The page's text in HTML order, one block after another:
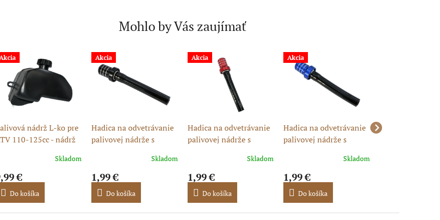
Mohlo by Vás zaujímať
nádrž L-ko pre
110-125cc - nádrž
Skladom
€
Do košíka
Akcia
Hadica na odvetrávanie
palivovej nádrže s
Skladom
1,99 €
Do košíka
Akcia
Hadica na odvetrávanie
palivovej nádrže s
Skladom
1,99 €
Do košíka
Akcia
Hadica na odvetrávanie
palivovej nádrže s
Skladom
1,99 €
Do košíka
Hadica na